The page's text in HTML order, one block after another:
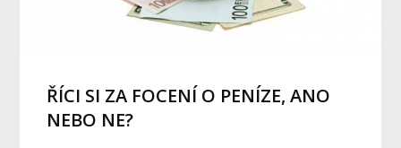
ŘÍCI SI ZA FOCENÍ O PENÍZE, ANO
NEBO NE?